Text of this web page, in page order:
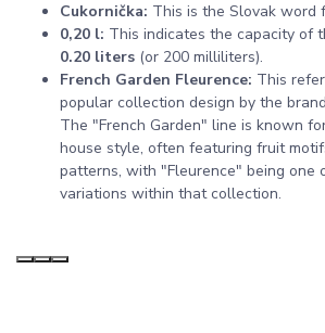
Cukornička: This is the Slovak word
0,20 l: This indicates the capacity of
0.20 liters (or 200 milliliters).
French Garden Fleurence: This
popular collection design by the brand
The "French Garden" line is known
house style, often featuring fruit
patterns, with "Fleurence" being one
variations within that collection.